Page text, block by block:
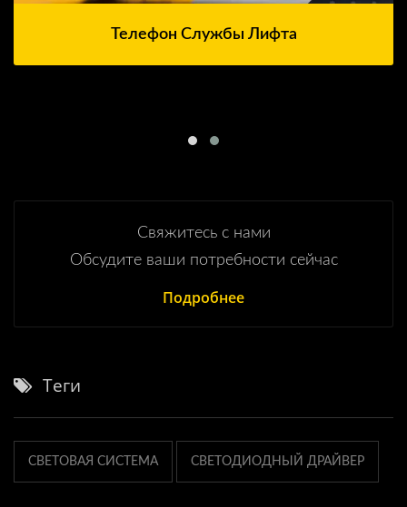
Телефон Службы Лифта
Свяжитесь с нами
Обсудите ваши потребности сейчас
Подробнее
Теги
СВЕТОВАЯ СИСТЕМА СВЕТОДИОДНЫЙ ДРАЙВЕР